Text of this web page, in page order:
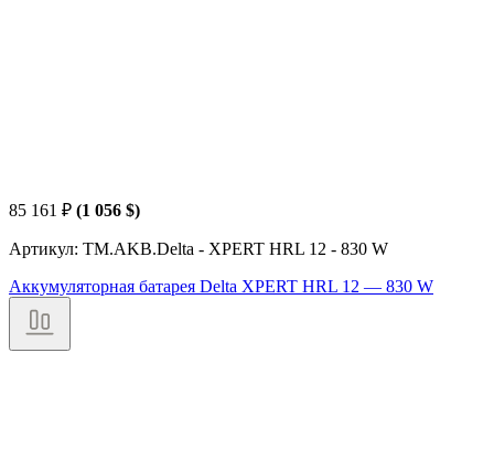
85 161 ₽ (1 056 $)
Артикул: TM.AKB.Delta - XPERT HRL 12 - 830 W
Аккумуляторная батарея Delta XPERT HRL 12 — 830 W